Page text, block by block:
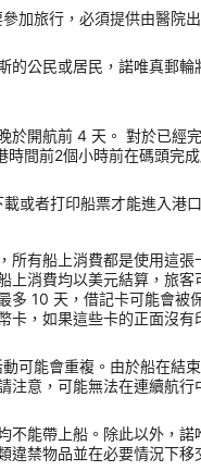
加旅行，必須提供由醫院
公民或居民，諾唯真郵輪
開航前 4 天。 對於已經
間前2個小時前在碼頭完
或者打印船票才能進入港口
所有船上消費都是使用這
消費均以美元結算，旅
多 10 天，借記卡可能會
，如果這些卡的正面沒
能會重複。由於船在結
意，可能無法在連續航行
能帶上船。除此以外，
禁物品並在必要情況下移